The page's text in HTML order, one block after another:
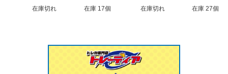
在庫切れ 在庫 17個 在庫切れ 在庫 27個